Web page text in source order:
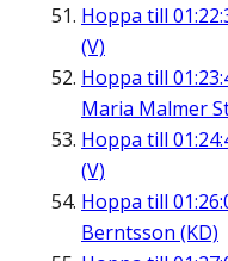
Hoppa till
(V)
Hoppa till
Maria Malmer
Hoppa till
(V)
Hoppa till
Berntsson (KD)